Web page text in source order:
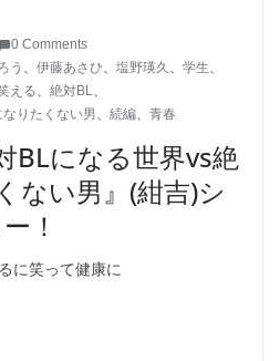
0 Comments
う 、 伊藤あさひ、 塩野瑛久 、 学生、
える、 絶対BL、
りたくない男、 続編、 青春
BLになる世界vs絶
ない男』(紺吉)シ
！
に笑って健康に